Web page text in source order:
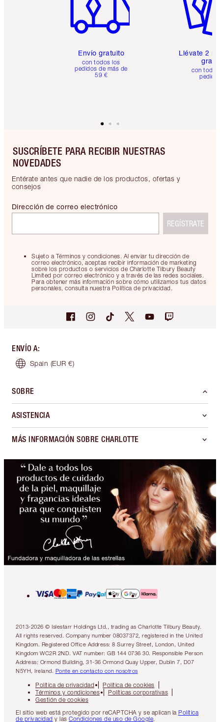
Envío gratuito
con todos los
pedidos de más de
59 €
Llévate 2
gratis
con
SUSCRÍBETE PARA RECIBIR NUESTRAS
NOVEDADES
Entérate antes que nadie de los productos, ofertas y
consejos
Sujeto a Términos y condiciones. Al enviar tu dirección de
correo electrónico, aceptas recibir información de marketing
sobre los productos o servicios de Charlotte Tilbury Beauty
Limited por correo electrónico y a través de las redes sociales.
Para obtener más información sobre cómo utilizamos tus datos
personales, consulta nuestra Política de privacidad.
Dirección de correo electrónico
REGÍSTRATE
ENVÍO A:
Spain (EUR €)
SOBRE
ASISTENCIA
MÁS INFORMACIÓN SOBRE CHARLOTTE
2013-2026 © Islestarr Holdings Ltd., trading as Charlotte Tilbury Beauty.
All rights reserved. Company number 08037372, registered in the United
Kingdom. Registered Office Address: 8 Surrey Street, London, United
Kingdom WC2R 2ND. VAT number: GB 144 0736 30. Responsible Person
Address: Ormond Building, 31-36 Ormond Quay Upper, Dublin 7, D07
N5YH, Ireland. Ponte en contacto con nosotros
Política de privacidad
Política de cookies
Términos y condiciones
Políticas corporativas
Gestión de cookies
El sitio web está protegido por reCAPTCHA y se aplican la Política
de privacidad y las Condiciones de uso de Google.